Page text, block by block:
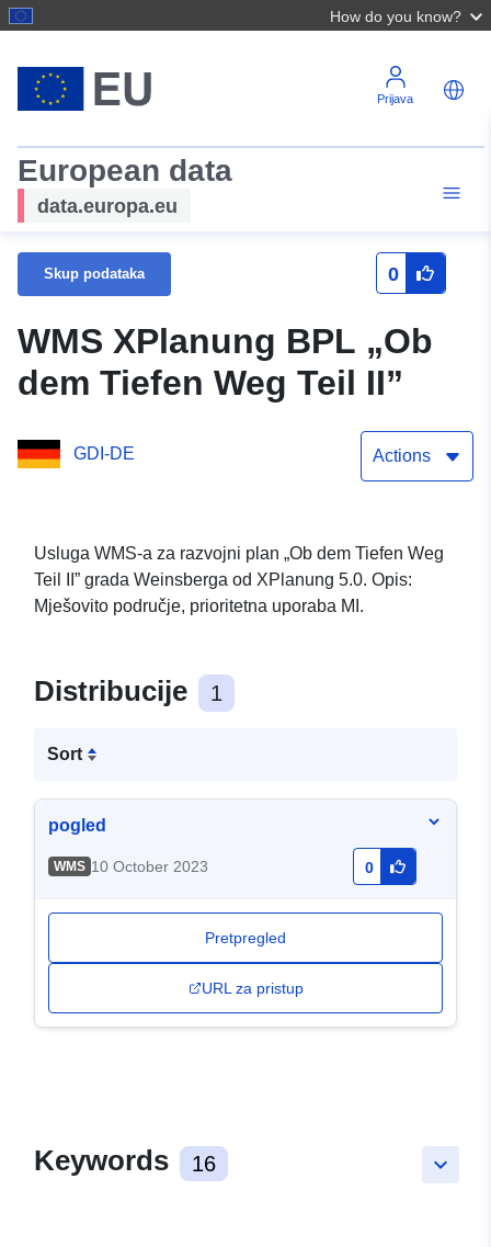
How do you know?
Prijava
European data
data.europa.eu
Skup podataka 0
WMS XPlanung BPL „Ob
dem Tiefen Weg Teil II”
GDI-DE Actions
Usluga WMS-a za razvojni plan „Ob dem Tiefen Weg
Teil II” grada Weinsberga od XPlanung 5.0. Opis:
Mješovito područje, prioritetna uporaba MI.
Distribucije 1
Sort
pogled
WMS 10 October 2023 0
Pretpregled
URL za pristup
keyboard_arrow_down
Keywords 16